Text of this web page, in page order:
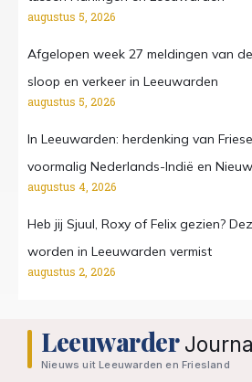
augustus 5, 2026
Afgelopen week 27 meldingen van
sloop en verkeer in Leeuwarden
augustus 5, 2026
In Leeuwarden: herdenking van
voormalig Nederlands-Indië en
augustus 4, 2026
Heb jij Sjuul, Roxy of Felix gezien?
worden in Leeuwarden vermist
augustus 2, 2026
Leeuwarder
Nieuws uit Leeuwarden en Friesland